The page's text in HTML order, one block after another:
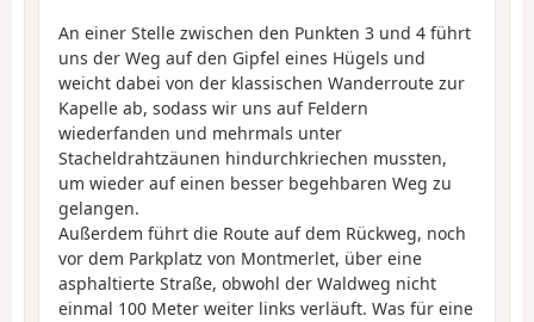
An einer Stelle zwischen den Punkten 3 und 4 führt
uns der Weg auf den Gipfel eines Hügels und
weicht dabei von der klassischen Wanderroute zur
Kapelle ab, sodass wir uns auf Feldern
wiederfanden und mehrmals unter
Stacheldrahtzäunen hindurchkriechen mussten,
um wieder auf einen besser begehbaren Weg zu
gelangen.
Außerdem führt die Route auf dem Rückweg, noch
vor dem Parkplatz von Montmerlet, über eine
asphaltierte Straße, obwohl der Waldweg nicht
einmal 100 Meter weiter links verläuft. Was für eine